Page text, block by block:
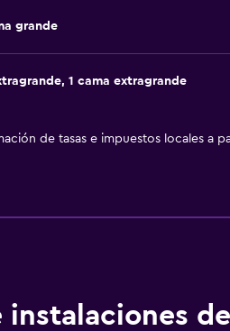
grande
1 cama extragrande
de tasas e impuestos locales a
instalaciones